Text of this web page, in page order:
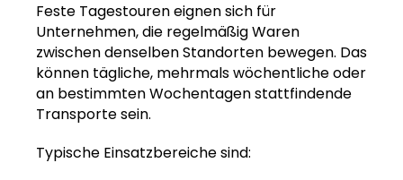
Feste Tagestouren eignen sich für
Unternehmen, die regelmäßig Waren
zwischen denselben Standorten bewegen. Das
können tägliche, mehrmals wöchentliche oder
an bestimmten Wochentagen stattfindende
Transporte sein.
Typische Einsatzbereiche sind: